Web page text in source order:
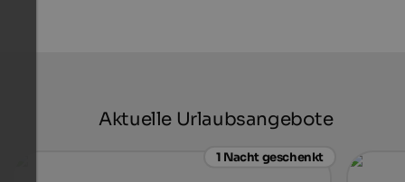
Aktuelle Urlaubsangebote
1 Nacht geschenkt